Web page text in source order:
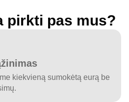
pirkti pas mus?
kiekvieną sumokėtą eurą be